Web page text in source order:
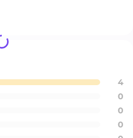
4
0
0
0